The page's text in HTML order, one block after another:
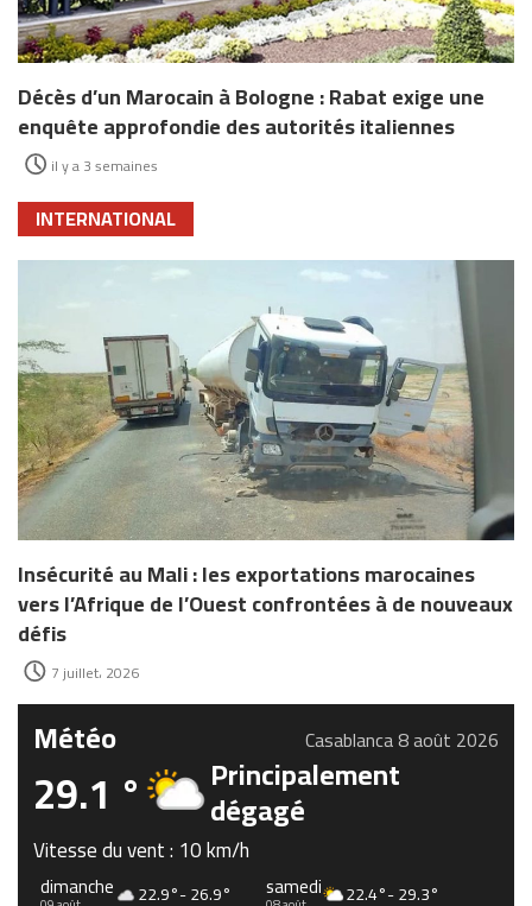
Décès d’un Marocain à Bologne : Rabat exige une
enquête approfondie des autorités italiennes
il y a 3 semaines
INTERNATIONAL
Insécurité au Mali : les exportations marocaines
vers l’Afrique de l’Ouest confrontées à de nouveaux
défis
7 juillet، 2026